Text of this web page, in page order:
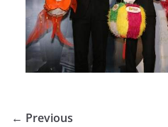
← Previous